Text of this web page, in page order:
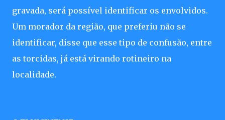
gravada, será possível identificar os envolvidos.
Um morador da região, que preferiu não se
identificar, disse que esse tipo de confusão, entre
as torcidas, já está virando rotineiro na
localidade.